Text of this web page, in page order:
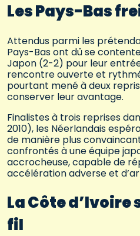
Les Pays-Bas
Attendus parmi les
Pays-Bas ont dû se
Japon (2-2) pour leur
rencontre ouverte et
pourtant mené à deux
conserver leur avantage.
Finalistes à trois reprises
2010), les Néerlandais
de manière plus
confrontés à une équipe
accrocheuse, capable de
accélération adverse et
La Côte d’Ivoire
fil